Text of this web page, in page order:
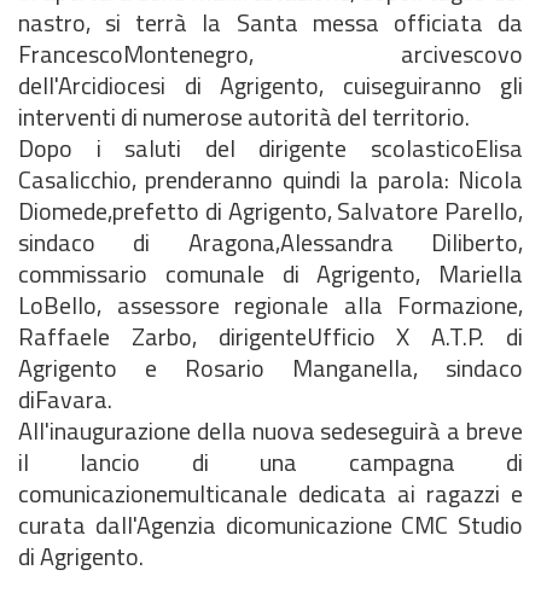
nastro, si terrà la Santa messa officiata da
FrancescoMontenegro, arcivescovo
dell'Arcidiocesi di Agrigento, cuiseguiranno gli
interventi di numerose autorità del territorio.
Dopo i saluti del dirigente scolasticoElisa
Casalicchio, prenderanno quindi la parola: Nicola
Diomede,prefetto di Agrigento, Salvatore Parello,
sindaco di Aragona,Alessandra Diliberto,
commissario comunale di Agrigento, Mariella
LoBello, assessore regionale alla Formazione,
Raffaele Zarbo, dirigenteUfficio X A.T.P. di
Agrigento e Rosario Manganella, sindaco
diFavara.
All'inaugurazione della nuova sedeseguirà a breve
il lancio di una campagna di
comunicazionemulticanale dedicata ai ragazzi e
curata dall'Agenzia dicomunicazione CMC Studio
di Agrigento.